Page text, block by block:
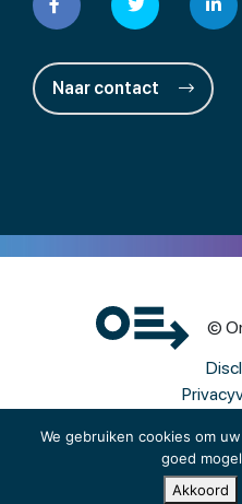
We gebruiken cookies om
goed
Akkoord
Naar contact
©
Een